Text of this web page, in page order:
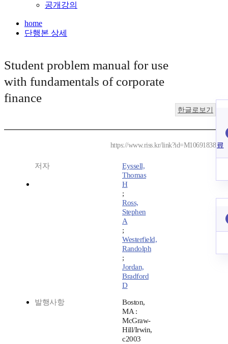
공개강의
home
단행본 상세
Student problem manual for use
with fundamentals of corporate
finance
한글로보기
https://www.riss.kr/link?id=M10691838
저자
Eyssell,
Thomas
H
;
Ross,
Stephen
A
;
Westerfield,
Randolph
;
Jordan,
Bradford
D
발행사항
Boston,
MA :
McGraw-
Hill/Irwin,
c2003
료